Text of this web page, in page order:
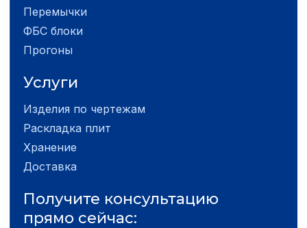
Перемычки
ФБС блоки
Прогоны
Услуги
Изделия по чертежам
Раскладка плит
Хранение
Доставка
Получите консультацию
прямо сейчас: